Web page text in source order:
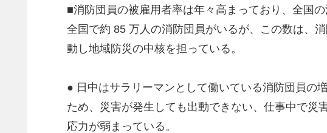
■消防団員の被雇用者率は年々高まっており、全国
全国で約 85 万人の消防団員がいるが、この数は、
動し地域防災の中核を担っている。
● 日中はサラリーマンとして働いている消防団員の
ため、災害が発生しても出動できない、仕事中で災
応力が弱まっている。